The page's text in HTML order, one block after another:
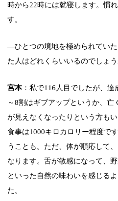
時から22時には就寝します。慣
す。
―ひとつの境地を極められてい
た人はどれくらいいるのでしょう
宮本：私で116人目でしたが、達
～8割はギブアップというか、
が見えなくなったりという方も
食事は1000キロカロリー程度で
うことも。ただ、体が順応して
なります。舌が敏感になって、
といった自然の味わいを感じる
た。